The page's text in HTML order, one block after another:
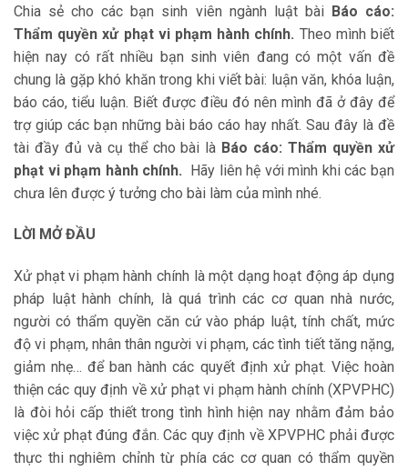
Chia sẻ cho các bạn sinh viên ngành luật bài Báo cáo:
Thẩm quyền xử phạt vi phạm hành chính. Theo mình biết
hiện nay có rất nhiều bạn sinh viên đang có một vấn đề
chung là gặp khó khăn trong khi viết bài: luận văn, khóa luận,
báo cáo, tiểu luận. Biết được điều đó nên mình đã ở đây để
trợ giúp các bạn những bài báo cáo hay nhất. Sau đây là đề
tài đầy đủ và cụ thể cho bài là Báo cáo: Thẩm quyền xử
phạt vi phạm hành chính. Hãy liên hệ với mình khi các bạn
chưa lên được ý tưởng cho bài làm của mình nhé.
LỜI MỞ ĐẦU
Xử phạt vi phạm hành chính là một dạng hoạt động áp dụng
pháp luật hành chính, là quá trình các cơ quan nhà nước,
người có thẩm quyền căn cứ vào pháp luật, tính chất, mức
độ vi phạm, nhân thân người vi phạm, các tình tiết tăng nặng,
giảm nhẹ… để ban hành các quyết định xử phạt. Việc hoàn
thiện các quy định về xử phạt vi phạm hành chính (XPVPHC)
là đòi hỏi cấp thiết trong tình hình hiện nay nhằm đảm bảo
việc xử phạt đúng đắn. Các quy định về XPVPHC phải được
thực thi nghiêm chỉnh từ phía các cơ quan có thẩm quyền